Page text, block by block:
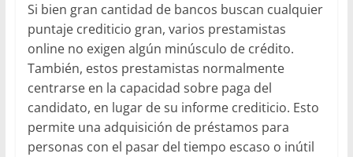
Si bien gran cantidad de bancos buscan cualquier
puntaje crediticio gran, varios prestamistas
online no exigen algún minúsculo de crédito.
También, estos prestamistas normalmente
centrarse en la capacidad sobre paga del
candidato, en lugar de su informe crediticio. Esto
permite una adquisición de préstamos para
personas con el pasar del tiempo escaso o inútil